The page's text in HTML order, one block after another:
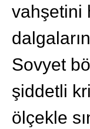
vahşetini
Sovyet
şiddetli
ölçekle